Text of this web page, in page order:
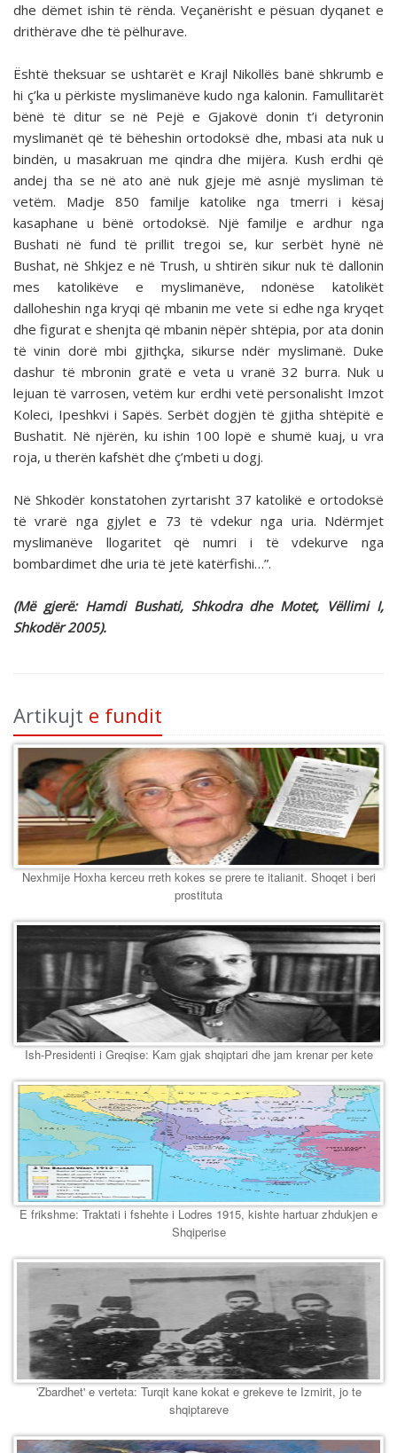
dhe dëmet ishin të rënda. Veçanërisht e pësuan dyqanet e
drithërave dhe të pëlhurave.
Është theksuar se ushtarët e Krajl Nikollës banë shkrumb e
hi ç’ka u përkiste myslimanëve kudo nga kalonin. Famullitarët
bënë të ditur se në Pejë e Gjakovë donin t’i detyronin
myslimanët që të bëheshin ortodoksë dhe, mbasi ata nuk u
bindën, u masakruan me qindra dhe mijëra. Kush erdhi që
andej tha se në ato anë nuk gjeje më asnjë mysliman të
vetëm. Madje 850 familje katolike nga tmerri i kësaj
kasaphane u bënë ortodoksë. Një familje e ardhur nga
Bushati në fund të prillit tregoi se, kur serbët hynë në
Bushat, në Shkjez e në Trush, u shtirën sikur nuk të dallonin
mes katolikëve e myslimanëve, ndonëse katolikët
dalloheshin nga kryqi që mbanin me vete si edhe nga kryqet
dhe figurat e shenjta që mbanin nëpër shtëpia, por ata donin
të vinin dorë mbi gjithçka, sikurse ndër myslimanë. Duke
dashur të mbronin gratë e veta u vranë 32 burra. Nuk u
lejuan të varrosen, vetëm kur erdhi vetë personalisht Imzot
Koleci, Ipeshkvi i Sapës. Serbët dogjën të gjitha shtëpitë e
Bushatit. Në njërën, ku ishin 100 lopë e shumë kuaj, u vra
roja, u therën kafshët dhe ç’mbeti u dogj.
Në Shkodër konstatohen zyrtarisht 37 katolikë e ortodoksë
të vrarë nga gjylet e 73 të vdekur nga uria. Ndërmjet
myslimanëve llogaritet që numri i të vdekurve nga
bombardimet dhe uria të jetë katërfishi…”.
(Më gjerë: Hamdi Bushati, Shkodra dhe Motet, Vëllimi I,
Shkodër 2005).
Artikujt e fundit
Nexhmije Hoxha kerceu rreth kokes se prere te italianit. Shoqet i beri
prostituta
Ish-Presidenti i Greqise: Kam gjak shqiptari dhe jam krenar per kete
E frikshme: Traktati i fshehte i Lodres 1915, kishte hartuar zhdukjen e
Shqiperise
'Zbardhet' e verteta: Turqit kane kokat e grekeve te Izmirit, jo te
shqiptareve